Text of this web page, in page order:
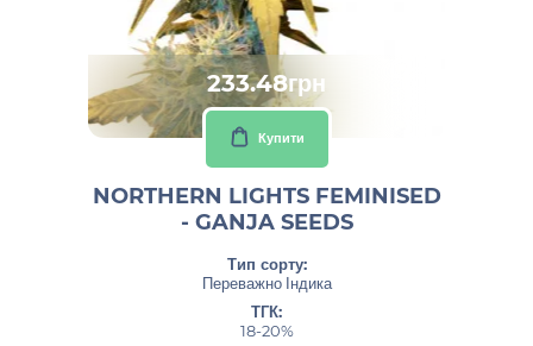
233.48грн
Купити
NORTHERN LIGHTS FEMINISED
- GANJA SEEDS
Тип сорту:
Переважно Індика
ТГК:
18-20%